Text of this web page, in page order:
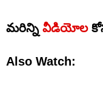
మరిన్ని వీడియోల
Also Watch: